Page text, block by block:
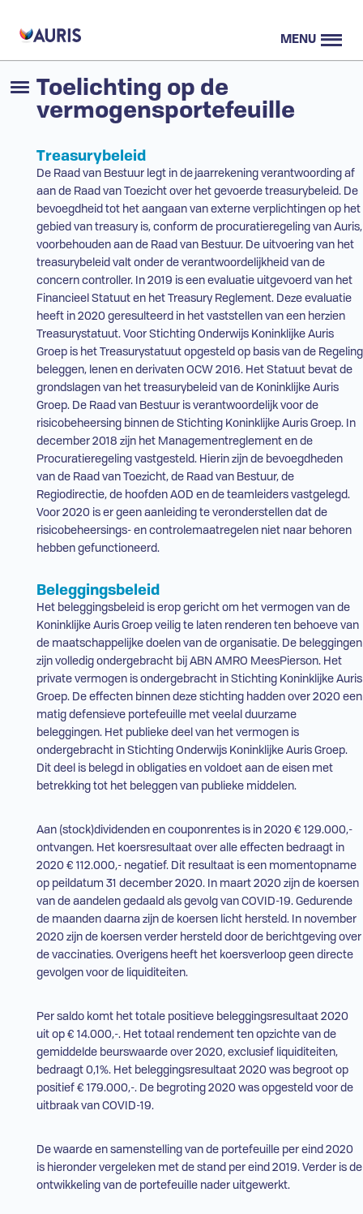
MENU
Toelichting op de
vermogensportefeuille
Treasurybeleid
De Raad van Bestuur legt in de jaarrekening verantwoording af
aan de Raad van Toezicht over het gevoerde treasurybeleid. De
bevoegdheid tot het aangaan van externe verplichtingen op het
gebied van treasury is, conform de procuratieregeling van Auris,
voorbehouden aan de Raad van Bestuur. De uitvoering van het
treasurybeleid valt onder de verantwoordelijkheid van de
concern controller. In 2019 is een evaluatie uitgevoerd van het
Financieel Statuut en het Treasury Reglement. Deze evaluatie
heeft in 2020 geresulteerd in het vaststellen van een herzien
Treasurystatuut. Voor Stichting Onderwijs Koninklijke Auris
Groep is het Treasurystatuut opgesteld op basis van de Regeling
beleggen, lenen en derivaten OCW 2016. Het Statuut bevat de
grondslagen van het treasurybeleid van de Koninklijke Auris
Groep. De Raad van Bestuur is verantwoordelijk voor de
risicobeheersing binnen de Stichting Koninklijke Auris Groep. In
december 2018 zijn het Managementreglement en de
Procuratieregeling vastgesteld. Hierin zijn de bevoegdheden
van de Raad van Toezicht, de Raad van Bestuur, de
Regiodirectie, de hoofden AOD en de teamleiders vastgelegd.
Voor 2020 is er geen aanleiding te veronderstellen dat de
risicobeheersings- en controlemaatregelen niet naar behoren
hebben gefunctioneerd.
Beleggingsbeleid
Het beleggingsbeleid is erop gericht om het vermogen van de
Koninklijke Auris Groep veilig te laten renderen ten behoeve van
de maatschappelijke doelen van de organisatie. De beleggingen
zijn volledig ondergebracht bij ABN AMRO MeesPierson. Het
private vermogen is ondergebracht in Stichting Koninklijke Auris
Groep. De effecten binnen deze stichting hadden over 2020 een
matig defensieve portefeuille met veelal duurzame
beleggingen. Het publieke deel van het vermogen is
ondergebracht in Stichting Onderwijs Koninklijke Auris Groep.
Dit deel is belegd in obligaties en voldoet aan de eisen met
betrekking tot het beleggen van publieke middelen.
Aan (stock)dividenden en couponrentes is in 2020 € 129.000,-
ontvangen. Het koersresultaat over alle effecten bedraagt in
2020 € 112.000,- negatief. Dit resultaat is een momentopname
op peildatum 31 december 2020. In maart 2020 zijn de koersen
van de aandelen gedaald als gevolg van COVID-19. Gedurende
de maanden daarna zijn de koersen licht hersteld. In november
2020 zijn de koersen verder hersteld door de berichtgeving over
de vaccinaties. Overigens heeft het koersverloop geen directe
gevolgen voor de liquiditeiten.
Per saldo komt het totale positieve beleggingsresultaat 2020
uit op € 14.000,-. Het totaal rendement ten opzichte van de
gemiddelde beurswaarde over 2020, exclusief liquiditeiten,
bedraagt 0,1%. Het beleggingsresultaat 2020 was begroot op
positief € 179.000,-. De begroting 2020 was opgesteld voor de
uitbraak van COVID-19.
De waarde en samenstelling van de portefeuille per eind 2020
is hieronder vergeleken met de stand per eind 2019. Verder is de
ontwikkeling van de portefeuille nader uitgewerkt.